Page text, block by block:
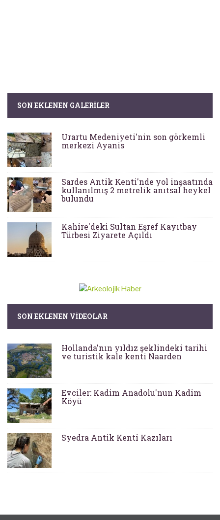
SON EKLENEN GALERILER
Urartu Medeniyeti'nin son görkemli
merkezi Ayanis
Sardes Antik Kenti'nde yol inşaatında
kullanılmış 2 metrelik anıtsal heykel
bulundu
Kahire'deki Sultan Eşref Kayıtbay
Türbesi Ziyarete Açıldı
SON EKLENEN VIDEOLAR
Hollanda'nın yıldız şeklindeki tarihi
ve turistik kale kenti Naarden
Evciler: Kadim Anadolu'nun Kadim
Köyü
Syedra Antik Kenti Kazıları